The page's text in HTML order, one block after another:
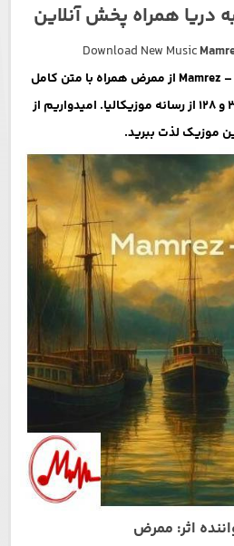
همراه پخش آنلاین
Download New Music
دانلود آهنگ Mamrez – Del Be Darya از ممرض همراه با متن کامل
ترانه و کیفیت‌های عالی 320 و 128 از رسانه موزیکالیا. امیدواریم از
موزیک لذت ببرید.
اثر: ممرض